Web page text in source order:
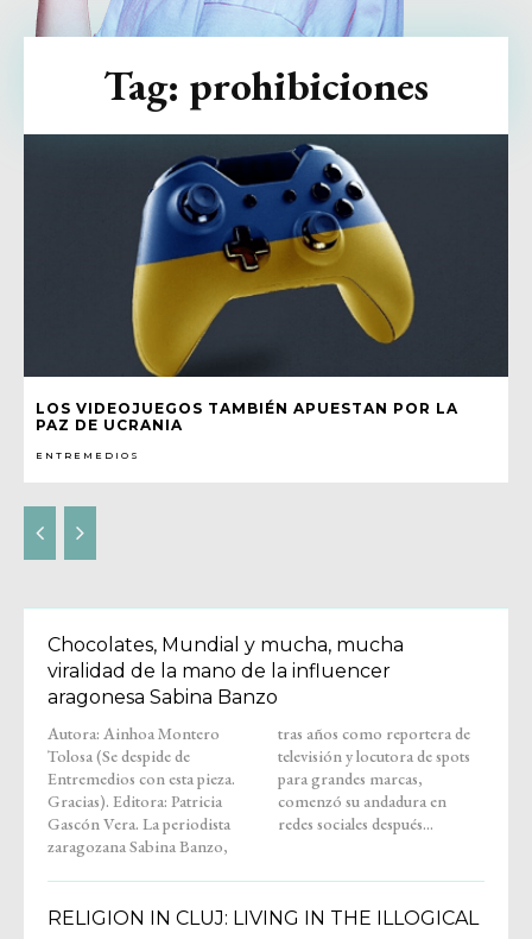
LOS VIDEOJUEGOS TAMBIÉN APUESTAN POR LA
PAZ DE UCRANIA
ENTREMEDIOS
Tag: prohibiciones
Chocolates, Mundial y mucha, mucha
viralidad de la mano de la influencer
aragonesa Sabina Banzo
Autora: Ainhoa Montero
Tolosa (Se despide de
Entremedios con esta pieza.
Gracias). Editora: Patricia
Gascón Vera. La periodista
zaragozana Sabina Banzo,
tras años como reportera de
televisión y locutora de spots
para grandes marcas,
comenzó su andadura en
redes sociales después...
RELIGION IN CLUJ: LIVING IN THE ILLOGICAL